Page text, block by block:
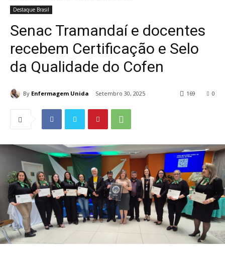
Destaque Brasil
Senac Tramandaí e docentes
recebem Certificação e Selo
da Qualidade do Cofen
By Enfermagem Unida Setembro 30, 2025 0
169